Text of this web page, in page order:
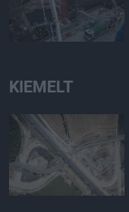
KIEMELT